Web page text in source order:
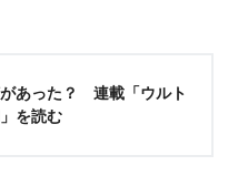
あった？ 連載「ウルト
を読む